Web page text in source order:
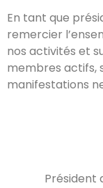
En tant que
remercier
nos activités et
membres actifs,
manifestations
Président